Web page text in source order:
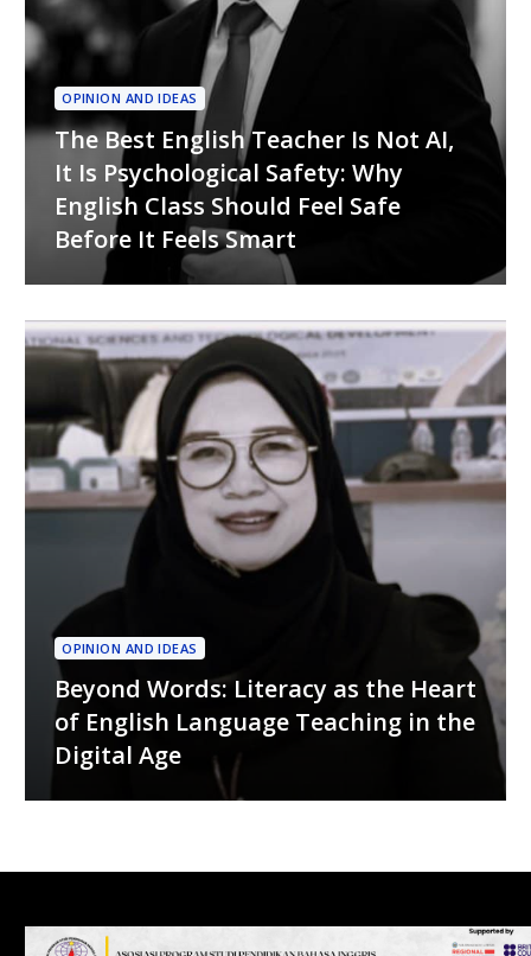
OPINION AND IDEAS
The Best English Teacher Is Not AI,
It Is Psychological Safety: Why
English Class Should Feel Safe
Before It Feels Smart
OPINION AND IDEAS
Beyond Words: Literacy as the Heart
of English Language Teaching in the
Digital Age